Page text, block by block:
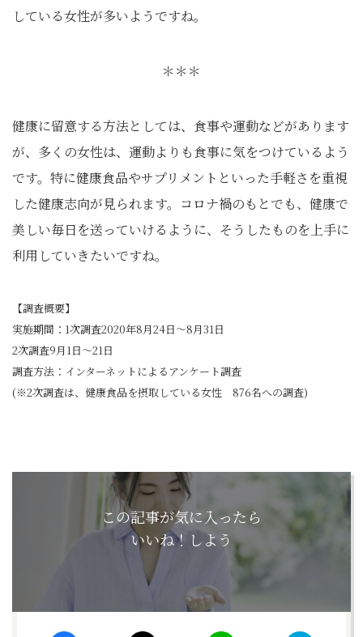
している女性が多いようですね。
＊＊＊
健康に留意する方法としては、食事や運動などがあります
が、多くの女性は、運動よりも食事に気をつけているよう
です。特に健康食品やサプリメントといった手軽さを重視
した健康志向が見られます。コロナ禍のもとでも、健康で
美しい毎日を送っていけるように、そうしたものを上手に
利用していきたいですね。
【調査概要】
実施期間：1次調査2020年8月24日～8月31日
2次調査9月1日～21日
調査方法：インターネットによるアンケート調査
(※2次調査は、健康食品を摂取している女性 876名への調査)
この記事が気に入ったら
いいね！しよう